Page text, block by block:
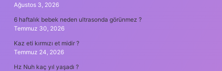
Ağustos 3, 2026
6 haftalık bebek neden ultrasonda görünmez ?
Temmuz 30, 2026
Kaz eti kırmızı et midir ?
Temmuz 24, 2026
Hz Nuh kaç yıl yaşadı ?